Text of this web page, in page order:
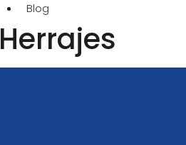
Blog
Herrajes